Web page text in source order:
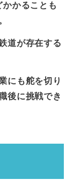
かることも
道が存在する
にも舵を切り
後に挑戦でき